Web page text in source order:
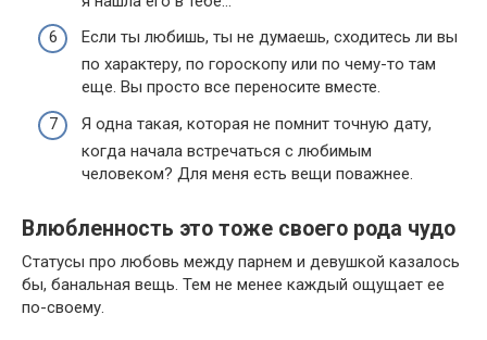
Если ты любишь, ты не думаешь, сходитесь ли вы
по характеру, по гороскопу или по чему-то там
еще. Вы просто все переносите вместе.
Я одна такая, которая не помнит точную дату,
когда начала встречаться с любимым
человеком? Для меня есть вещи поважнее.
Влюбленность это тоже своего рода чудо
Статусы про любовь между парнем и девушкой казалось
бы, банальная вещь. Тем не менее каждый ощущает ее
по-своему.